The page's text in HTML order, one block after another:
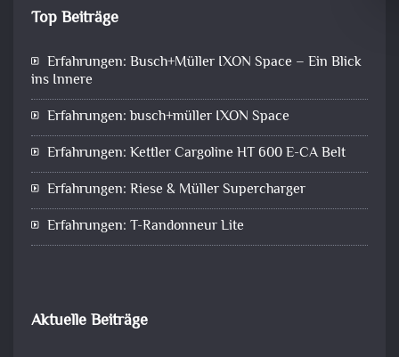
Top Beiträge
Erfahrungen: Busch+Müller IXON Space – Ein Blick
ins Innere
Erfahrungen: busch+müller IXON Space
Erfahrungen: Kettler Cargoline HT 600 E-CA Belt
Erfahrungen: Riese & Müller Supercharger
Erfahrungen: T-Randonneur Lite
Aktuelle Beiträge